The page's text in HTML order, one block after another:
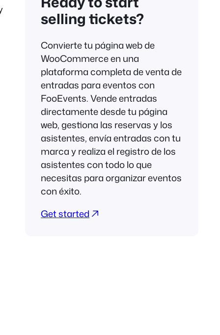
selling tickets?
Convierte tu página web de
WooCommerce en una
plataforma completa de venta de
entradas para eventos con
FooEvents. Vende entradas
directamente desde tu página
web, gestiona las reservas y los
asistentes, envía entradas con tu
marca y realiza el registro de los
asistentes con todo lo que
necesitas para organizar eventos
con éxito.
Get started